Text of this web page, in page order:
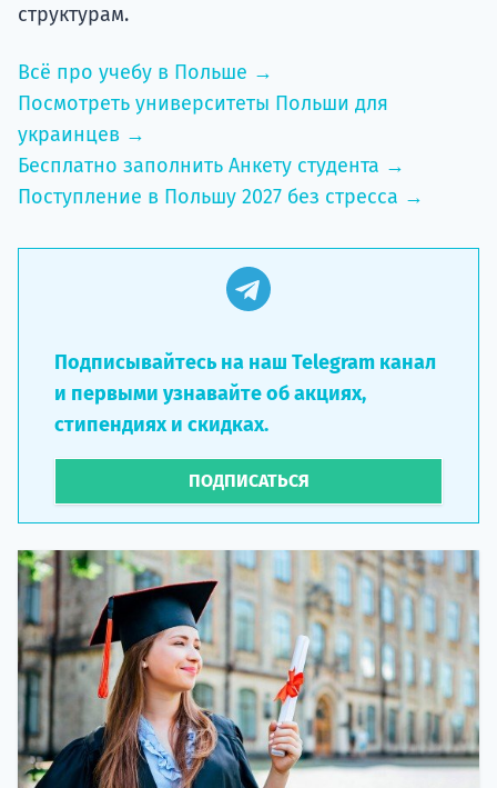
структурам.
Всё про учебу в Польше →
Посмотреть университеты Польши для
украинцев →
Бесплатно заполнить Анкету студента →
Поступление в Польшу 2027 без стресса →
Подписывайтесь на наш Telegram канал
и первыми узнавайте об акциях,
стипендиях и скидках.
ПОДПИСАТЬСЯ